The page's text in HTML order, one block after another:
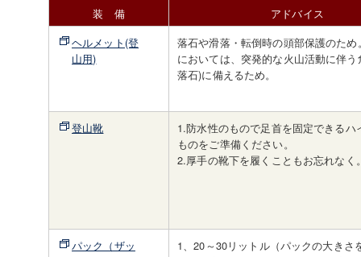
装 備
アドバイス
ヘルメット(登
山用)
落石や滑落・転倒時の頭部保護のた
においては、突発的な火山活動に伴
落石)に備えるため。
登山靴
1.防水性のもので足首を固定できるハ
ものをご準備ください。
2.厚手の靴下を履くこともお忘れなく
パック（ザッ
1、20～30リットル（パックの大きさ